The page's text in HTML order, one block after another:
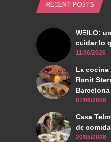
RECENT POSTS
WEILO:
cuidar lo
11/06/2026
La cocina
Ronit
Barcelona
01/06/2026
Casa
de
20/05/2026